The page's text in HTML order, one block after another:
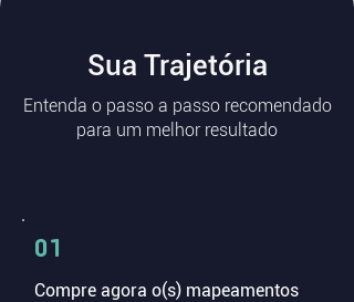
Sua Trajetória
Entenda o passo a passo recomendado
para um melhor resultado
01
Compre agora o(s) mapeamentos